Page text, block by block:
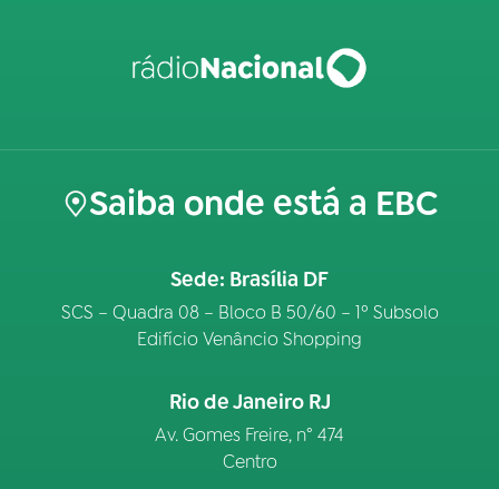
Saiba onde está a EBC
Sede: Brasília DF
SCS – Quadra 08 – Bloco B 50/60 – 1º Subsolo
Edifício Venâncio Shopping
Rio de Janeiro RJ
Av. Gomes Freire, n° 474
Centro